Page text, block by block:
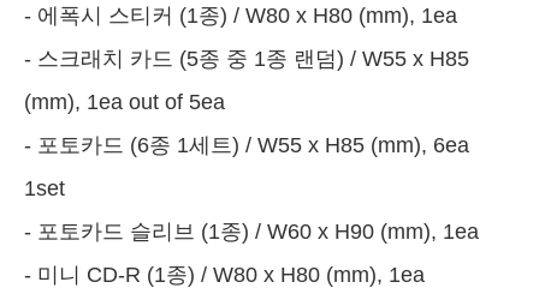
- 에폭시 스티커 (1종) / W80 x H80 (mm), 1ea
- 스크래치 카드 (5종 중 1종 랜덤) / W55 x H85
(mm), 1ea out of 5ea
- 포토카드 (6종 1세트) / W55 x H85 (mm), 6ea
1set
- 포토카드 슬리브 (1종) / W60 x H90 (mm), 1ea
- 미니 CD-R (1종) / W80 x H80 (mm), 1ea